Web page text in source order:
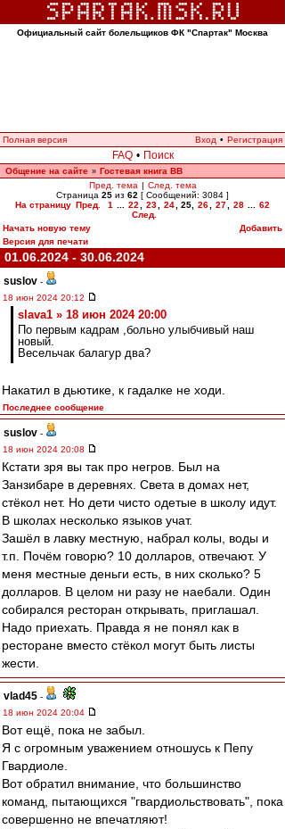
Официальный сайт болельщиков ФК "Спартак" Москва
Полная версия Вход • Регистрация
FAQ • Поиск
Общение на сайте » Гостевая книга ВВ
Пред. тема | След. тема
Страница 25 из 62 [ Сообщений: 3084 ]
На страницу Пред. 1 22 23 24 25 26 27 28
62
След.
Начать новую тему
Добавить
Версия для печати
01.06.2024 - 30.06.2024
suslov -
18 июн 2024 20:12
slava1 » 18 июн 2024 20:00
По первым кадрам ,больно улыбчивый наш
новый.
Весельчак балагур два?
Накатил в дьютике, к гадалке не ходи.
Последнее сообщение
suslov -
18 июн 2024 20:08
Кстати зря вы так про негров. Был на
Занзибаре в деревнях. Света в домах нет,
стёкол нет. Но дети чисто одетые в школу идут.
В школах несколько языков учат.
Зашёл в лавку местную, набрал колы, воды и
т.п. Почём говорю? 10 долларов, отвечают. У
меня местные деньги есть, в них сколько? 5
долларов. В целом ни разу не наебали. Один
собирался ресторан открывать, приглашал.
Надо приехать. Правда я не понял как в
ресторане вместо стёкол могут быть листы
жести.
vlad45 -
18 июн 2024 20:04
Вот ещё, пока не забыл.
Я с огромным уважением отношусь к Пепу
Гвардиоле.
Вот обратил внимание, что большинство
команд, пытающихся "гвардиольствовать", пока
совершенно не впечатляют!